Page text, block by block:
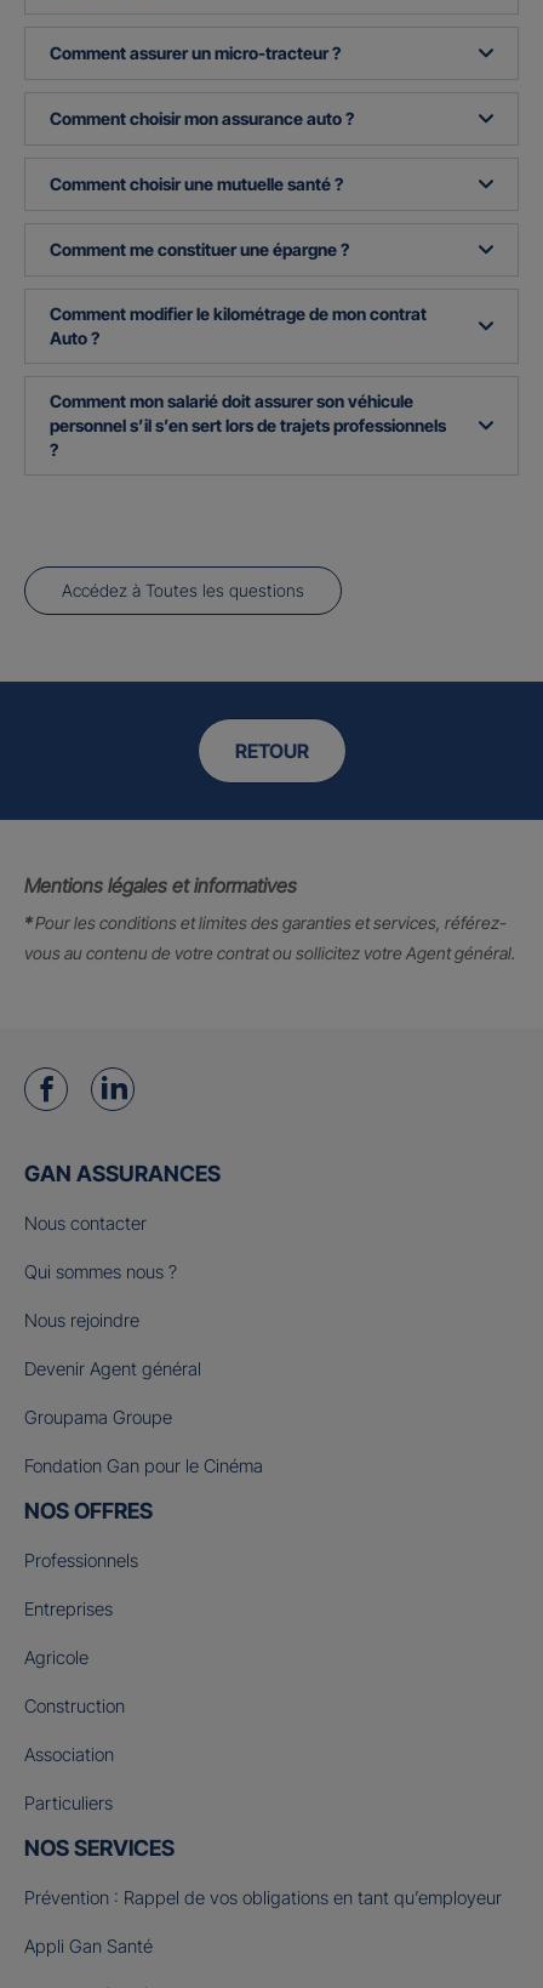
Comment assurer un micro-tracteur ?
Comment choisir mon assurance auto ?
Comment choisir une mutuelle santé ?
Comment me constituer une épargne ?
Comment modifier le kilométrage de mon contrat
Auto ?
Comment mon salarié doit assurer son véhicule
personnel s’il s’en sert lors de trajets professionnels
?
Accédez à Toutes les questions
RETOUR
Mentions légales et informatives
*Pour les conditions et limites des garanties et services, référez-
vous au contenu de votre contrat ou sollicitez votre Agent général.
GAN ASSURANCES
Nous contacter
Qui sommes nous ?
Nous rejoindre
Devenir Agent général
Groupama Groupe
Fondation Gan pour le Cinéma
NOS OFFRES
Professionnels
Entreprises
Agricole
Construction
Association
Particuliers
NOS SERVICES
Prévention : Rappel de vos obligations en tant qu’employeur
Appli Gan Santé